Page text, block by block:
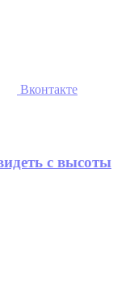
Вконтакте
с высоты